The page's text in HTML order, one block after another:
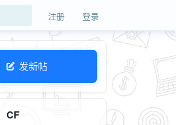
注册 登录
发新帖
CF